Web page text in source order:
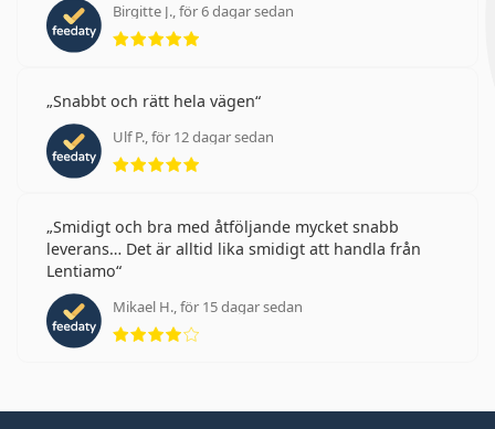
Birgitte J., för 6 dagar sedan
Betyg 5 av 5
Snabbt och rätt hela vägen
Ulf P., för 12 dagar sedan
Betyg 5 av 5
Smidigt och bra med åtföljande mycket snabb
leverans… Det är alltid lika smidigt att handla från
Lentiamo
Mikael H., för 15 dagar sedan
Betyg 4 av 5